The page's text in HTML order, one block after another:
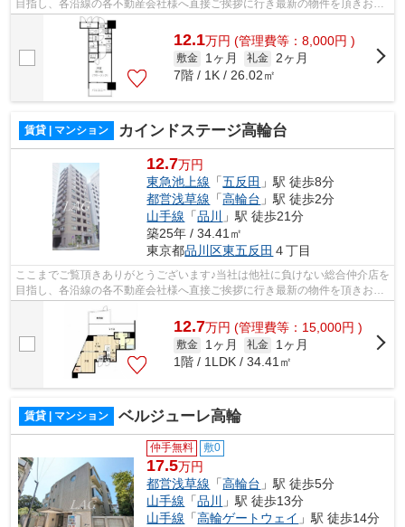
目指し、各沿線の各不動産会社様へ直接ご挨拶に行き最新の物件を頂きお客
様へ提供しております！最新の情報は...
12.1万円 (管理費等：8,000円 )
敷金 1ヶ月 礼金 2ヶ月
7階 / 1K / 26.02㎡
賃貸 | マンション カインドステージ高輪台
12.7万円
東急池上線 「五反田 」駅 徒歩8分
都営浅草線 「高輪台 」駅 徒歩2分
山手線 「品川 」駅 徒歩21分
築25年 / 34.41㎡
東京都品川区東五反田 ４丁目
ここまでご覧頂きありがとうございます♪当社は他社に負けない総合仲介店を
目指し、各沿線の各不動産会社様へ直接ご挨拶に行き最新の物件を頂きお客
様へ提供しております！最新の情報は...
12.7万円 (管理費等：15,000円 )
敷金 1ヶ月 礼金
1ヶ月
1階 / 1LDK / 34.41㎡
賃貸 | マンション ベルジューレ高輪
仲手無料 敷0
17.5万円
都営浅草線 「高輪台 」駅 徒歩5分
山手線 「品川
」駅 徒歩13分
山手線 「高輪ゲートウェイ 」駅 徒歩14分